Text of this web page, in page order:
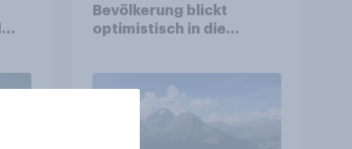
Bevölkerung blickt
optimistisch in die
Gesundheitswesen und
Altersvorsorge